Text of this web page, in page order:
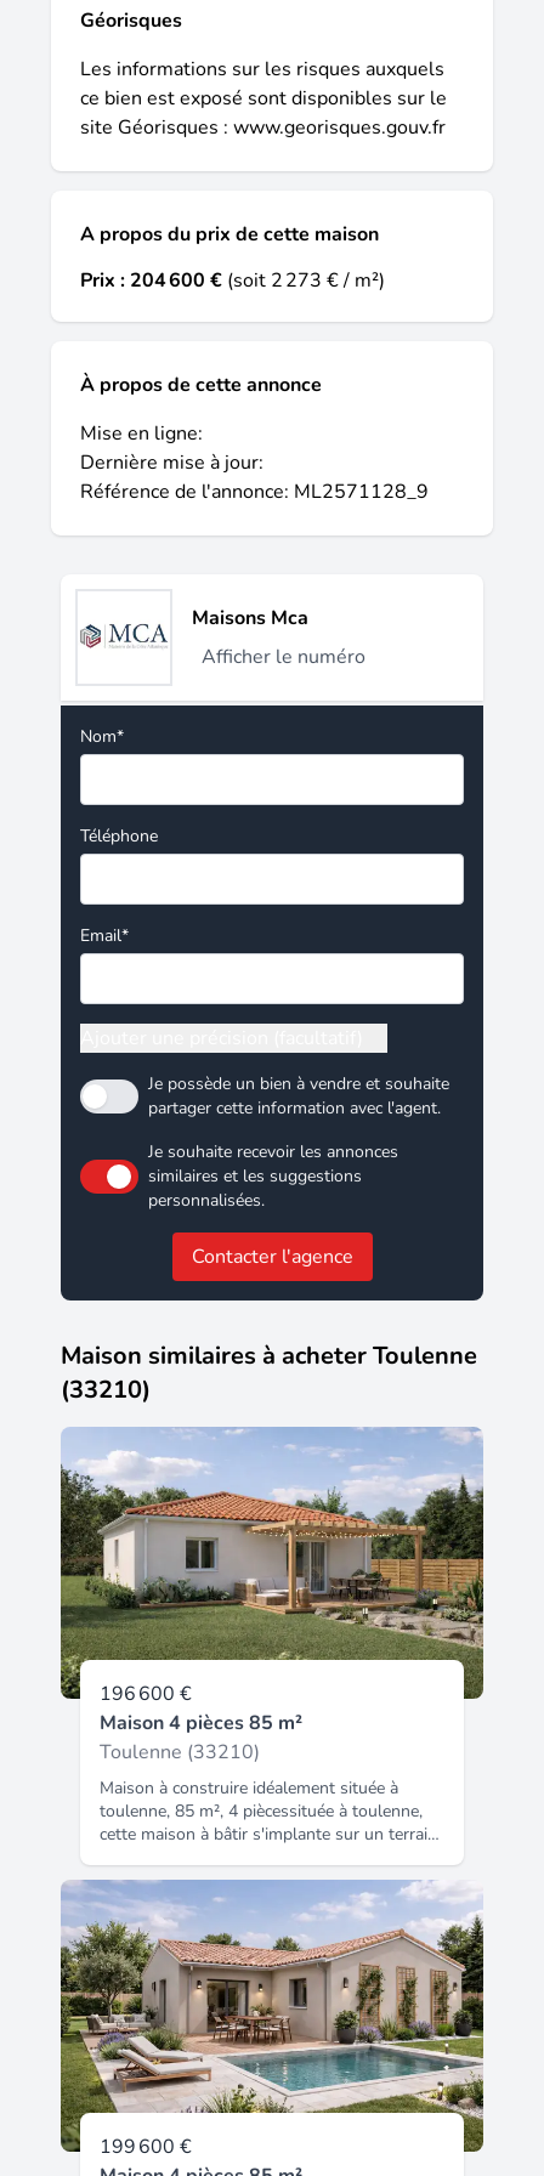
lagorce se tient à votre disposition pour
vous accompagner. Idée de réalisation en
modèle prêt à décorer sur l'un de nos
terrains partenaires, sous réserve de
disponibilités. Voir détails en agence. Les
Géorisques
Les informations sur les risques auxquels
ce bien est exposé sont disponibles sur le
site Géorisques : www.georisques.gouv.fr
A propos du prix de cette maison
Prix : 204 600 € (soit 2 273 € / m²)
À propos de cette annonce
Mise en ligne:
Dernière mise à jour:
Référence de l'annonce: ML2571128_9
Maisons Mca
Afficher le numéro
Nom*
Téléphone
Email*
Je possède un bien à vendre et souhaite
partager cette information avec l'agent.
Je souhaite recevoir les annonces
similaires et les suggestions
personnalisées.
Contacter l'agence
Maison similaires à acheter Toulenne
(33210)
196 600 €
Maison 4 pièces 85 m²
Toulenne (33210)
Maison à construire idéalement située à
toulenne, 85 m², 4 piècessituée à toulenne,
cette maison à bâtir s'implante sur un terrain
maison à édifier comprend trois chambres,
une salle de bains avec baignoire, ainsi
qu'une cuisine. Elle offre un total de 4 pièces
principales. Elle est conçue sur un seul
niveau, facilitant ainsi l'accès à tous les
espaces. L'ensemble repose sur un terrain de
542 m² offrant de belles perspectives pour
aménager les extérieurs. Environnement
toulenne est une commune offrant un cadre
agréable à proximité immédiate. La gare de
langon se trouve à 655 mètres. Une
autoroute est accessible à 2 kilomètres pour
les déplacements. L'école primaire georges
199 600 €